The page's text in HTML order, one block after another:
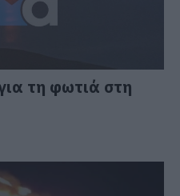
τη φωτιά στη